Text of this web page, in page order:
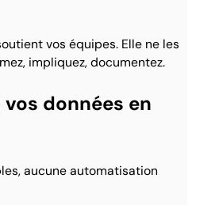
vos équipes. Elle ne les
impliquez, documentez.
données en
aucune automatisation